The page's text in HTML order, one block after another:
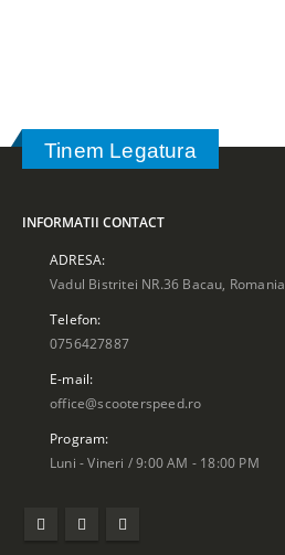
Tinem Legatura
INFORMATII CONTACT
ADRESA:
Vadul Bistritei NR.36 Bacau, Romania
Telefon:
0756427887
E-mail:
office@scooterspeed.ro
Program:
Luni - Vineri / 9:00 AM - 18:00 PM